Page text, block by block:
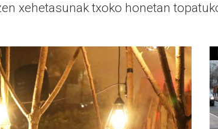
xehetasunak txoko honetan